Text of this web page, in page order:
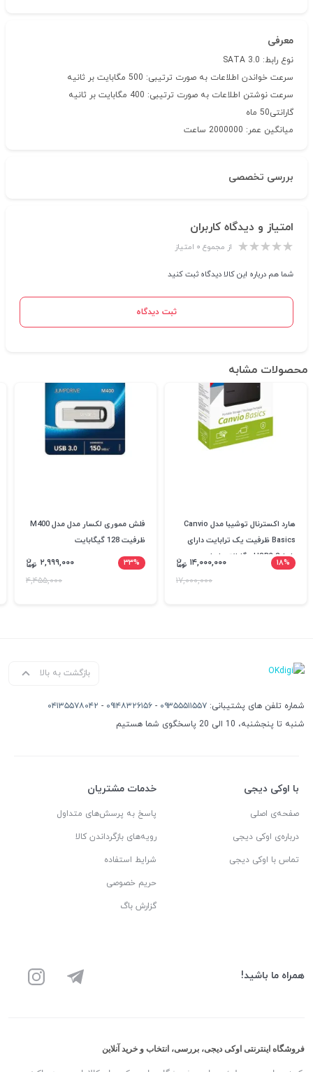
معرفی
نوع رابط: SATA 3.0
سرعت خواندن اطلاعات به صورت ترتیبی: 500 مگابایت بر ثانیه
سرعت نوشتن اطلاعات به صورت ترتیبی: 400 مگابایت بر ثانیه
گارانتی50 ماه
میانگین عمر: 2000000 ساعت
بررسی تخصصی
امتیاز و دیدگاه کاربران
از مجموع ۰ امتیاز
شما هم درباره این کالا دیدگاه ثبت کنید
ثبت دیدگاه
محصولات مشابه
هارد اکسترنال توشیبا مدل Canvio
Basics ظرفیت یک ترابایت دارای
رابط USB3.2 - گارانتی اصلی
ماتریس
۱۸%
۱۴,۰۰۰,۰۰۰
۱۷,۰۰۰,۰۰۰
فلش مموری لکسار مدل مدل M400
ظرفیت 128 گیگابایت
۳۳%
۲,۹۹۹,۰۰۰
۴,۴۵۵,۰۰۰
بازگشت به بالا
شماره تلفن های پشتیبانی: ۰۹۳۵۵۵۱۱۵۵۷ - ۰۹۱۴۸۳۲۶۱۵۶ - ۰۴۱۳۵۵۷۸۰۴۲
شنبه تا پنجشنبه، 10 الی 20 پاسخگوی شما هستیم
با اوکی دیجی
صفحه‌ی اصلی
درباره‌ی اوکی دیجی
تماس با اوکی دیجی
خدمات مشتریان
پاسخ به پرسش‌های متداول
رویه‌های بازگرداندن کالا
شرایط استفاده
حریم خصوصی
گزارش باگ
همراه ما باشید!
فروشگاه اینترنتی اوکی دیجی، بررسی، انتخاب و خرید آنلاین